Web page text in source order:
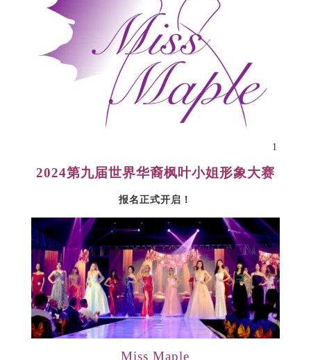
1
2024第九届世界华裔枫叶小姐形象大赛
报名正式开启！
Miss Maple